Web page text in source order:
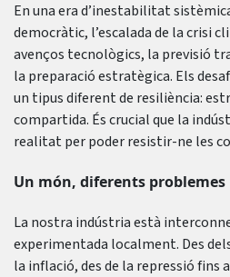
En una era d’inestabilitat
democràtic, l’escalada de la crisi
avenços tecnològics, la previsió
la preparació estratègica. Els
un tipus diferent de resiliència:
compartida. És crucial que la
realitat per poder resistir-ne les
Un món, diferents problemes
La nostra indústria està
experimentada localment. Des
la inflació, des de la repressió fins